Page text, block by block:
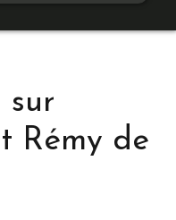
sur
Rémy de